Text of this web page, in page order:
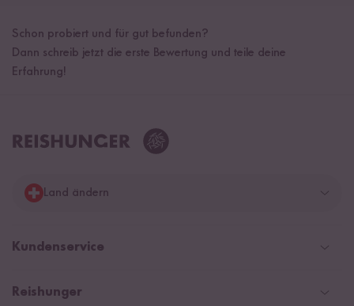
Schon probiert und für gut befunden?
Dann schreib jetzt die erste Bewertung und teile deine
Erfahrung!
Land ändern
Deutschland
Kundenservice
Help Center & FAQ
Reishunger